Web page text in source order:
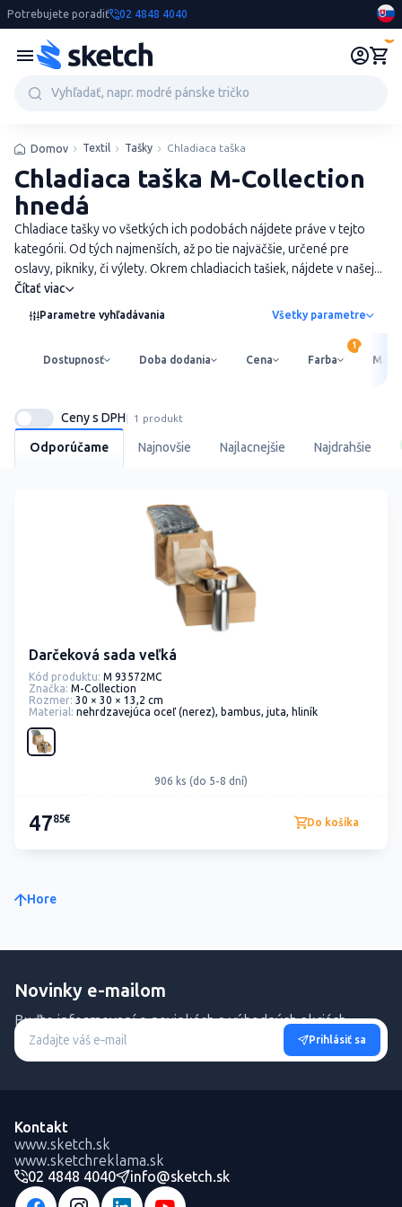
Potrebujete poradiť 02 4848 4040
Domov Textil Tašky Chladiaca taška
Chladiaca taška M-Collection
hnedá
Chladiace tašky vo všetkých ich podobách nájdete práve v tejto
kategórii. Od tých najmenších, až po tie najväčšie, určené pre
oslavy, pikniky, či výlety. Okrem chladiacich tašiek, nájdete v našej...
Čítať viac
Parametre vyhľadávania Všetky parametre
Dostupnosť Doba dodania Cena Farba
Odporúčame Najnovšie Najlacnejšie Najdrahšie
Ceny s DPH 1 produkt
Darčeková sada veľká
Kód produktu: M 93572MC
Značka: M-Collection
Rozmer: 30 × 30 × 13,2 cm
Material: nehrdzavejúca oceľ (nerez), bambus, juta, hliník
906 ks (do 5-8 dní)
4785€ Do košíka
Hore
Novinky e-mailom
Buďte informovaní o novinkách a výhodných akciách.
Prihlásiť sa
Kontakt
www.sketch.sk
www.sketchreklama.sk
02 4848 4040
info@sketch.sk